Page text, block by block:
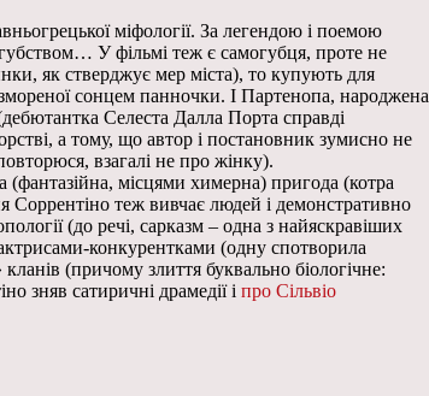
міфології. За легендою і поемою
У фільмі теж є самогубця, проте не
як стверджує мер міста), то купують для
сонцем панночки. І Партенопа, народжена
Селеста Далла Порта справді
а тому, що автор і постановник зумисно не
взагалі не про жінку).
(фантазійна, місцями химерна) пригода (котра
Соррентіно теж вивчає людей і демонстративно
(до речі, сарказм – одна з найяскравіших
конкурентками (одну спотворила
(причому злиття буквально біологічне:
зняв сатиричні драмедії і про Сільвіо